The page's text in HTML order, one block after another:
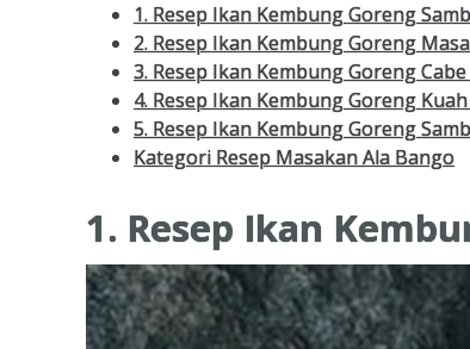
1. Resep Ikan Kembung Goreng
2. Resep Ikan Kembung Goreng
3. Resep Ikan Kembung Goreng
4. Resep Ikan Kembung Goreng
5. Resep Ikan Kembung Goreng
Kategori Resep Masakan Ala Bango
1. Resep Ikan